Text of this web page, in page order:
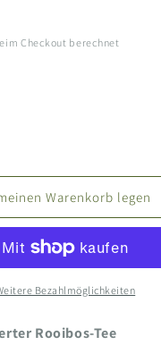
Checkout berechnet
Warenkorb legen
Bezahlmöglichkeiten
Rooibos-Tee